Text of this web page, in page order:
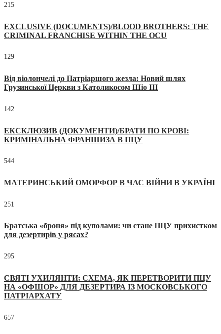
215
EXCLUSIVE (DOCUMENTS)/BLOOD BROTHERS: THE
CRIMINAL FRANCHISE WITHIN THE OCU
129
Від віолончелі до Патріаршого жезла: Новий шлях
Грузинської Церкви з Католикосом Шіо III
142
ЕКСКЛЮЗИВ (ДОКУМЕНТИ)/БРАТИ ПО КРОВІ:
КРИМІНАЛЬНА ФРАНШИЗА В ПЦУ
544
МАТЕРИНСЬКИЙ ОМОРФОР В ЧАС ВІЙНИ В УКРАЇНІ
251
Братська «броня» під куполами: чи стане ПЦУ прихистком
для дезертирів у рясах?
295
СВЯТІ УХИЛЯНТИ: СХЕМА, ЯК ПЕРЕТВОРИТИ ПЦУ
НА «ОФШОР» ДЛЯ ДЕЗЕРТИРА ІЗ МОСКОВСЬКОГО
ПАТРІАРХАТУ
657